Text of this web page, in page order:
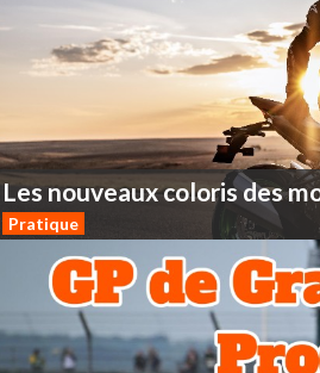
Lesnouveauxcoloris des
Pratique